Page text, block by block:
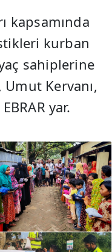
kapsamında
kurban
sahiplerine
Umut Kervanı,
yar.